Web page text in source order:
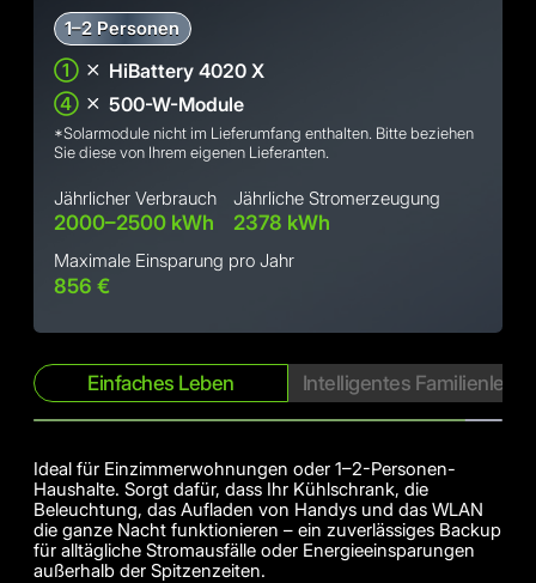
1–2 Personen
①
HiBattery 4020 X
④ 500-W-Module
*Solarmodule nicht im Lieferumfang enthalten. Bitte beziehen
Sie diese von Ihrem eigenen Lieferanten.
Jährlicher Verbrauch
2000–2500 kWh
Jährliche Stromerzeugung
2378 kWh
Maximale Einsparung pro Jahr
856 €
Einfaches Leben Intelligentes
Ideal für Einzimmerwohnungen oder 1–2-Personen-
Haushalte. Sorgt dafür, dass Ihr Kühlschrank, die
Beleuchtung, das Aufladen von Handys und das WLAN
die ganze Nacht funktionieren – ein zuverlässiges Backup
für alltägliche Stromausfälle oder Energieeinsparungen
außerhalb der Spitzenzeiten.